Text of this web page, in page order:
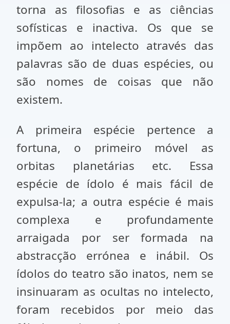
torna as filosofias e as ciências
sofísticas e inactiva. Os que se
impõem ao intelecto através das
palavras são de duas espécies, ou
são nomes de coisas que não
existem.
A primeira espécie pertence a
fortuna, o primeiro móvel as
orbitas planetárias etc. Essa
espécie de ídolo é mais fácil de
expulsa-la; a outra espécie é mais
complexa e profundamente
arraigada por ser formada na
abstracção errónea e inábil. Os
ídolos do teatro são inatos, nem se
insinuaram as ocultas no intelecto,
foram recebidos por meio das